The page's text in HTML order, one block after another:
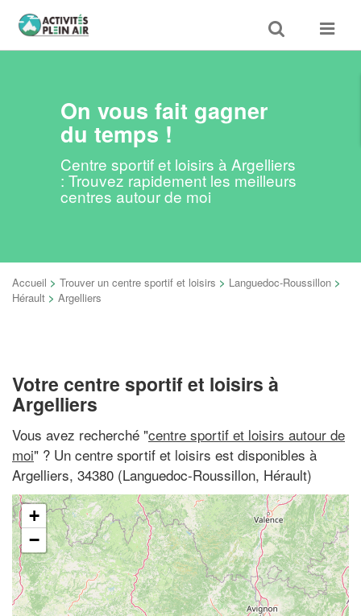
Toggle
search
Toggle
On vous fait gagner
du temps !
Centre sportif et loisirs à Argelliers
: Trouvez rapidement les meilleurs
centres autour de moi
Accueil > Trouver un centre sportif et loisirs > Languedoc-Roussillon >
Hérault > Argelliers
Votre centre sportif et loisirs à
Argelliers
Vous avez recherché "centre sportif et loisirs autour de
moi" ? Un centre sportif et loisirs est disponibles à
Argelliers, 34380 (Languedoc-Roussillon, Hérault)
+
−